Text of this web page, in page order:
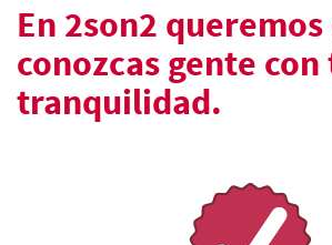
En 2son2
conozcas gente
tranquilidad.